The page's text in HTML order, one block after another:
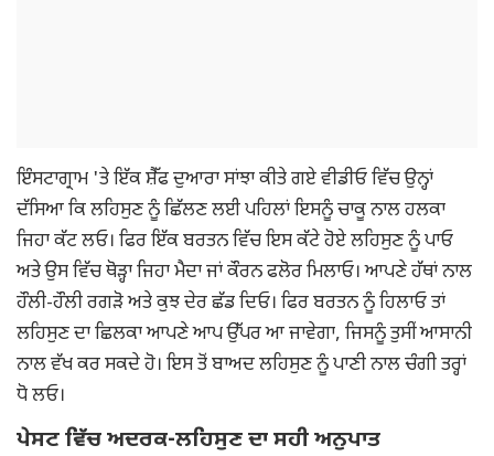
ਇੰਸਟਾਗ੍ਰਾਮ 'ਤੇ ਇੱਕ ਸ਼ੈੱਫ ਦੁਆਰਾ ਸਾਂਝਾ ਕੀਤੇ ਗਏ ਵੀਡੀਓ ਵਿੱਚ ਉਨ੍ਹਾਂ
ਦੱਸਿਆ ਕਿ ਲਹਿਸੁਣ ਨੂੰ ਛਿੱਲਣ ਲਈ ਪਹਿਲਾਂ ਇਸਨੂੰ ਚਾਕੂ ਨਾਲ ਹਲਕਾ
ਜਿਹਾ ਕੱਟ ਲਓ। ਫਿਰ ਇੱਕ ਬਰਤਨ ਵਿੱਚ ਇਸ ਕੱਟੇ ਹੋਏ ਲਹਿਸੁਣ ਨੂੰ ਪਾਓ
ਅਤੇ ਉਸ ਵਿੱਚ ਥੋੜ੍ਹਾ ਜਿਹਾ ਮੈਦਾ ਜਾਂ ਕੌਰਨ ਫਲੋਰ ਮਿਲਾਓ। ਆਪਣੇ ਹੱਥਾਂ ਨਾਲ
ਹੌਲੀ-ਹੌਲੀ ਰਗੜੋ ਅਤੇ ਕੁਝ ਦੇਰ ਛੱਡ ਦਿਓ। ਫਿਰ ਬਰਤਨ ਨੂੰ ਹਿਲਾਓ ਤਾਂ
ਲਹਿਸੁਣ ਦਾ ਛਿਲਕਾ ਆਪਣੇ ਆਪ ਉੱਪਰ ਆ ਜਾਵੇਗਾ, ਜਿਸਨੂੰ ਤੁਸੀਂ ਆਸਾਨੀ
ਨਾਲ ਵੱਖ ਕਰ ਸਕਦੇ ਹੋ। ਇਸ ਤੋਂ ਬਾਅਦ ਲਹਿਸੁਣ ਨੂੰ ਪਾਣੀ ਨਾਲ ਚੰਗੀ ਤਰ੍ਹਾਂ
ਧੋ ਲਓ।
ਪੇਸਟ ਵਿੱਚ ਅਦਰਕ-ਲਹਿਸੁਣ ਦਾ ਸਹੀ ਅਨੁਪਾਤ